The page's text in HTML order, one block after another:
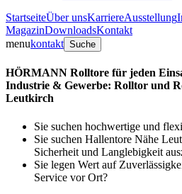
StartseiteÜber unsKarriereAusstellung
MagazinDownloadsKontakt
menukontakt Suche
HÖRMANN Rolltore für jeden
Industrie & Gewerbe: Rolltor und
Leutkirch
Sie suchen hochwertige und
Sie suchen Hallentore Nähe
Sicherheit und Langlebigkeit
Sie legen Wert auf
Service vor Ort?